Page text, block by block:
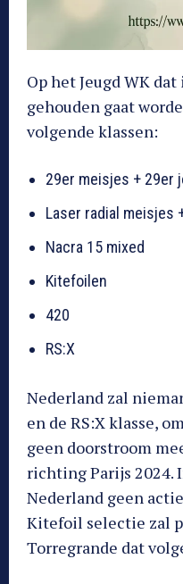
Op het Jeugd WK
gehouden gaat
volgende klassen:
29er meisjes + 29er
Laser radial meisjes
Nacra 15 mixed
Kitefoilen
420
RS:X
Nederland zal
en de RS:X klasse,
geen doorstroom
richting Parijs 2024.
Nederland geen
Kitefoil selectie zal
Torregrande dat